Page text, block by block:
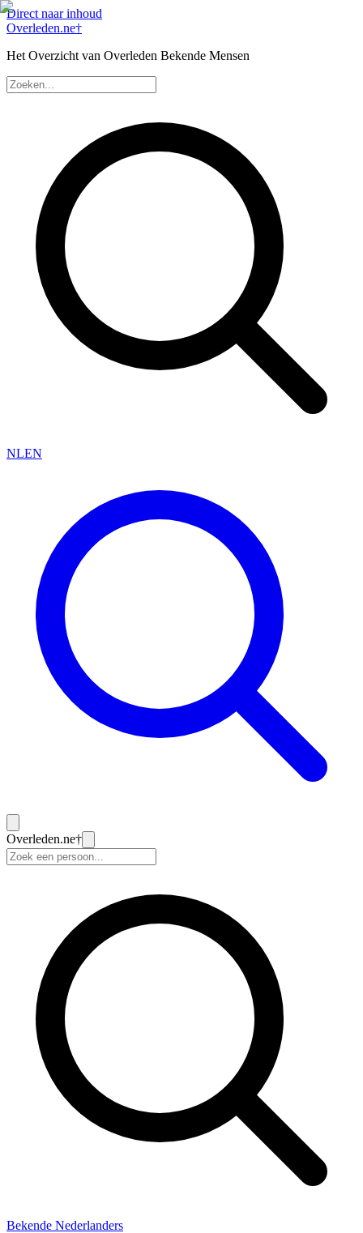
Direct naar inhoud
Overleden.ne†
Het Overzicht van Overleden Bekende Mensen
NLEN
Overleden.ne†
Bekende Nederlanders